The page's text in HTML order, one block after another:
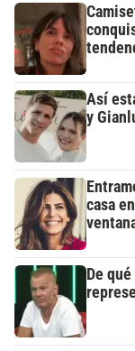
Así
y
casa
De